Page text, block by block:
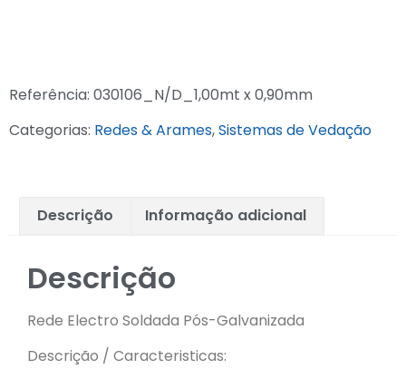
Referência: 030106_N/D_1,00mt x 0,90mm
Categorias: Redes & Arames,Sistemas de Vedação
Descrição Informação adicional
Descrição
Rede Electro Soldada Pós-Galvanizada
Descrição / Caracteristicas: